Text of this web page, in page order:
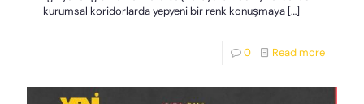
kurumsal koridorlarda yepyeni bir renk konuşmaya […]
0 Read more